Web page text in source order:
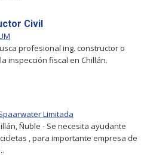
Civil
profesional ing. constructor o
inspección fiscal en Chillán.
Limitada
Ñuble - Se necesita ayudante
, para importante empresa de